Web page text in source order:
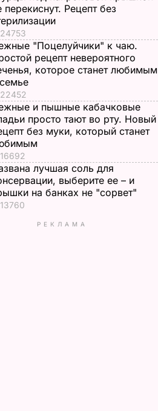
перекиснут. Рецепт без
24753
"Поцелуйчики" к чаю.
рецепт невероятного
которое станет любимым
22452
и пышные кабачковые
просто тают во рту. Новый
без муки, который станет
16692
лучшая соль для
выберите ее – и
на банках не "сорвет"
13760
РЕКЛАМА